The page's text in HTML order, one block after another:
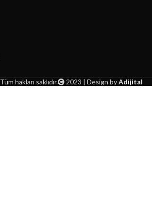
Tüm hakları saklıdır. 2023 | Design byAdijital